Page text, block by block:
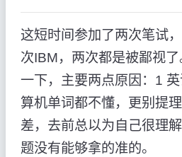
这短时间参加了两次笔试
次IBM，两次都是被鄙视
一下，主要两点原因：1
算机单词都不懂，更别提
差，去前总以为自己很理
题没有能够拿的准的。